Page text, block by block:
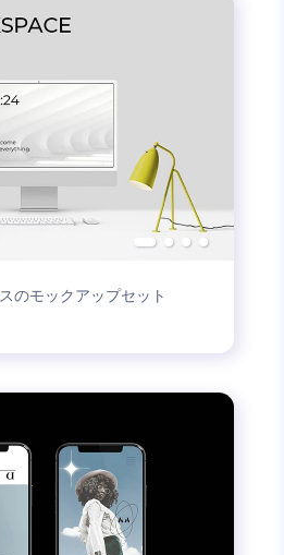
のモックアップセット